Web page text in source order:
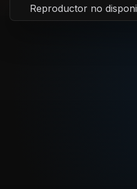
Reproductor no